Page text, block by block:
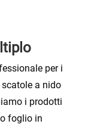
per i
a nido
i prodotti
foglio in